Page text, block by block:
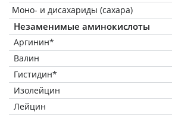
Моно- и дисахариды (сахара)
Незаменимые аминокислоты
Аргинин*
Валин
Гистидин*
Изолейцин
Лейцин